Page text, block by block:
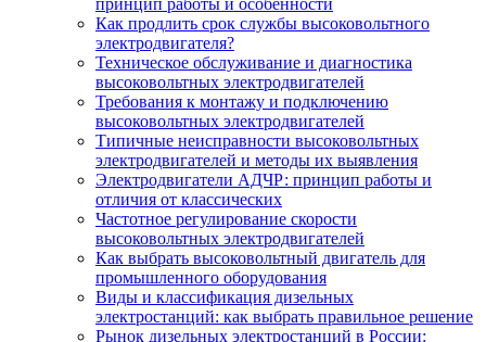
принцип работы и особенности
Как продлить срок службы высоковольтного
электродвигателя?
Техническое обслуживание и диагностика
высоковольтных электродвигателей
Требования к монтажу и подключению
высоковольтных электродвигателей
Типичные неисправности высоковольтных
электродвигателей и методы их выявления
Электродвигатели АДЧР: принцип работы и
отличия от классических
Частотное регулирование скорости
высоковольтных электродвигателей
Как выбрать высоковольтный двигатель для
промышленного оборудования
Виды и классификация дизельных
электростанций: как выбрать правильное решение
Рынок дизельных электростанций в России: